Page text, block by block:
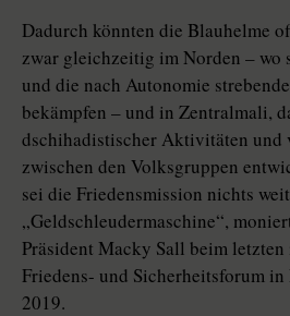
Dadurch könnten die Blauhelme
zwar gleichzeitig im Norden – wo
und die nach Autonomie
bekämpfen – und in Zentralmali,
dschihadistischer Aktivitäten und
zwischen den Volksgruppen
sei die Friedensmission nichts
„Geldschleudermaschine“,
Präsident Macky Sall beim
Friedens- und Sicherheitsforum
2019.